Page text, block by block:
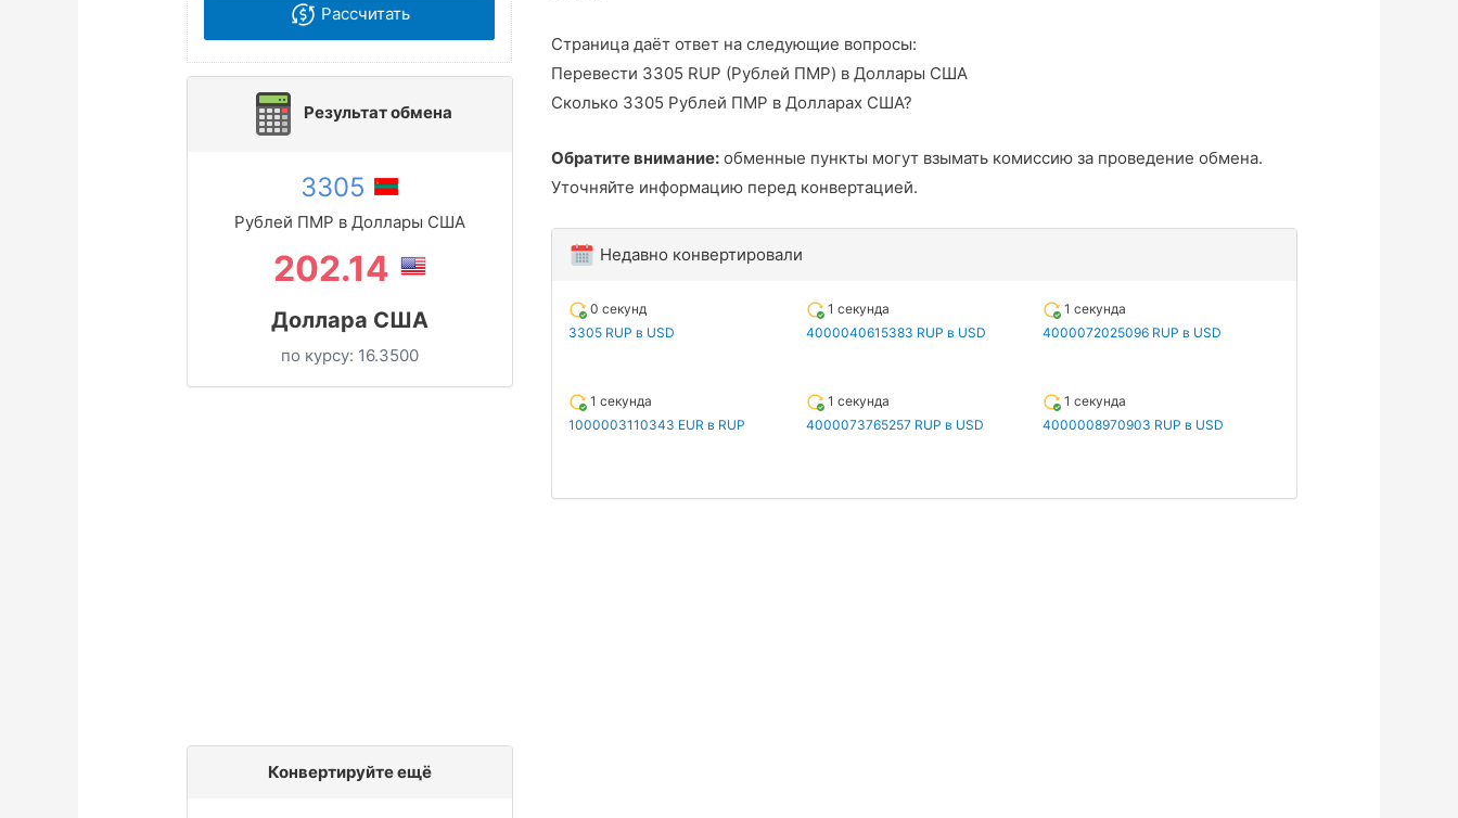
Рассчитать
Результат обмена
3305
Рублей ПМР в Доллары США
202.14
Доллара США
по курсу: 16.3500
Конвертируйте ещё
Страница даёт ответ на следующие вопросы:
Перевести 3305 RUP (Рублей ПМР) в Доллары США
Сколько 3305 Рублей ПМР в Долларах США?
Обратите внимание: обменные пункты могут взымать комиссию за проведение обмена.
Уточняйте информацию перед конвертацией.
Недавно конвертировали
0 секунд
3305 RUP в USD
1 секунда
4000040615383 RUP в USD
1 секунда
4000072025096 RUP в USD
1 секунда
1000003110343 EUR в RUP
1 секунда
4000073765257 RUP в USD
1 секунда
4000008970903 RUP в USD